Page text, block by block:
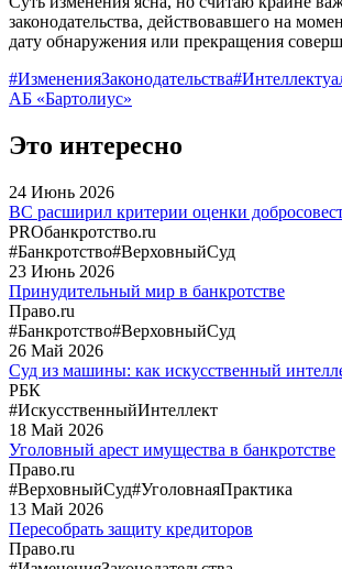
законодательства, действовавшего на
дату обнаружения или прекращения
#ИзмененияЗаконодательства
АБ «Бартолиус»
Это интересно
24 Июнь 2026
ВС расширил критерии оценки
PROбанкротство.ru
#Банкротство#ВерховныйСуд
23 Июнь 2026
Принудительный мир в банкротстве
Право.ru
#Банкротство#ВерховныйСуд
26 Май 2026
Суд из машины: как искусственный
РБК
#ИскусственныйИнтеллект
18 Май 2026
Уголовный арест имущества в банкротстве
Право.ru
#ВерховныйСуд#УголовнаяПрактика
13 Май 2026
Пересобрать защиту кредиторов
Право.ru